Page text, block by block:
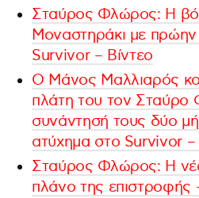
Σταύρος Φλώρος: Η
Μοναστηράκι με πρώην
Survivor – Βίντεο
Ο Μάνος Μαλλιαρός
πλάτη του τον
συνάντησή τους δύο
ατύχημα στο Survivor –
Σταύρος Φλώρος: Η
πλάνο της επιστροφής